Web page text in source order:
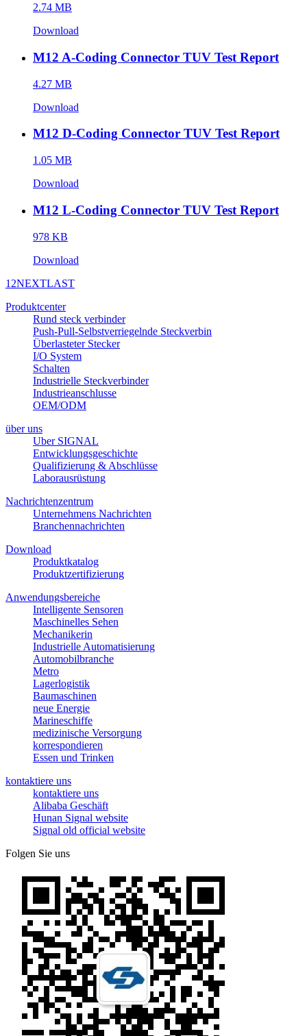
2.74 MB
Download
M12 A-Coding Connector TUV Test Report
4.27 MB
Download
M12 D-Coding Connector TUV Test Report
1.05 MB
Download
M12 L-Coding Connector TUV Test Report
978 KB
Download
1 2NEXTLAST
Produktcenter
Rund steck verbinder
Push-Pull-Selbstverriegelnde Steckverbin
Überlasteter Stecker
I/O System
Schalten
Industrielle Steckverbinder
Industrieanschlusse
OEM/ODM
über uns
Uber SIGNAL
Entwicklungsgeschichte
Qualifizierung & Abschlüsse
Laborausrüstung
Nachrichtenzentrum
Unternehmens Nachrichten
Branchennachrichten
Download
Produktkatalog
Produktzertifizierung
Anwendungsbereiche
Intelligente Sensoren
Maschinelles Sehen
Mechanikerin
Industrielle Automatisierung
Automobilbranche
Metro
Lagerlogistik
Baumaschinen
neue Energie
Marineschiffe
medizinische Versorgung
korrespondieren
Essen und Trinken
kontaktiere uns
kontaktiere uns
Alibaba Geschäft
Hunan Signal website
Signal old official website
Folgen Sie uns